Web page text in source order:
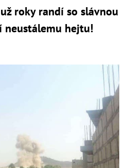
roky randí so slávnou
neustálemu hejtu!